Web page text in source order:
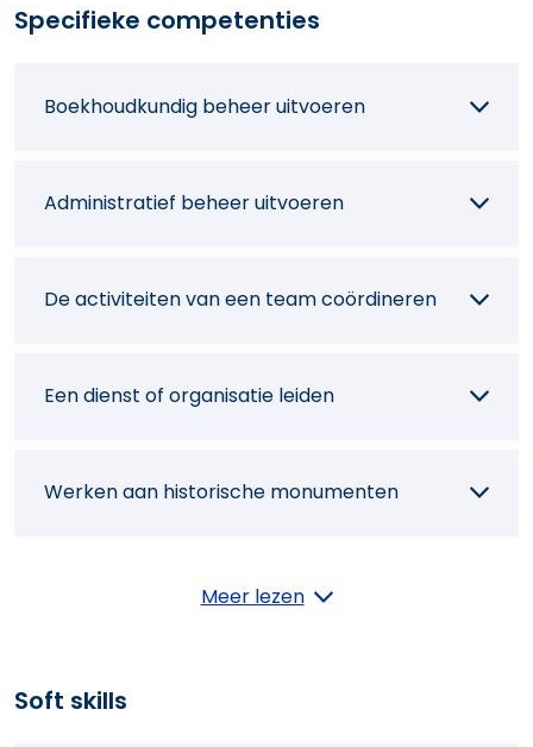
Een dossier voor projectvoorstelling
werken
Specifieke competenties
Boekhoudkundig beheer uitvoeren
Administratief beheer uitvoeren
De activiteiten van een team coördineren
Een dienst of organisatie leiden
Werken aan historische monumenten
Inrichtingen voor particuliere woningen
Inrichtingen voor openbare ruimtes
Meer lezen
Soft skills